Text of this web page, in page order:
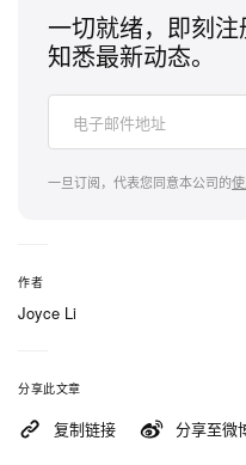
男装系列则延续同样的
式的随性松弛之间游刃
细、线条严谨的双排扣
衫，为整体气场注入一
重点呈现宝石色调的麂
场。
单品与褪色牛仔裤，举
精致而不可或缺的定番。
一切就绪，即刻
知悉最新动态。
一旦订阅，代表您同意本公司的
作者
Joyce Li
分享此文章
复制链接 分享至微